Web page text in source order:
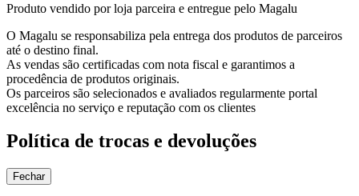
Produto vendido por loja parceira e entregue pelo Magalu
O Magalu se responsabiliza pela entrega dos produtos de parceiros
até o destino final.
As vendas são certificadas com nota fiscal e garantimos a
procedência de produtos originais.
Os parceiros são selecionados e avaliados regularmente portal
excelência no serviço e reputação com os clientes
Política de trocas e devoluções
Fechar